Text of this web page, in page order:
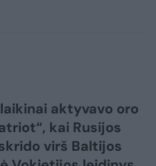
aktyvavo oro
kai Rusijos
virš Baltijos